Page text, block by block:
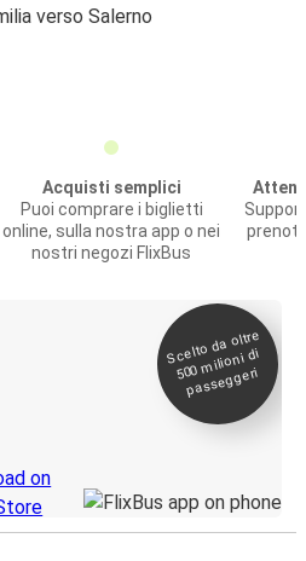
verso Salerno
Acquisti semplici
Puoi comprare i biglietti
online, sulla nostra app o nei
nostri negozi FlixBus
Scelto da oltre
500
milioni di
passeggeri